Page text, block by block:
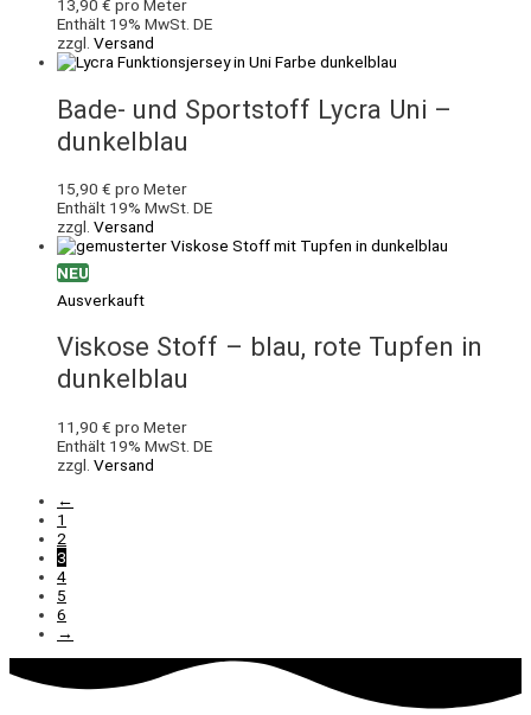
13,90 € pro Meter
Enthält 19% MwSt. DE
zzgl. Versand
Bade- und Sportstoff Lycra Uni –
dunkelblau
15,90 € pro Meter
Enthält 19% MwSt. DE
zzgl. Versand
NEU
Ausverkauft
Viskose Stoff – blau, rote Tupfen in
dunkelblau
11,90 € pro Meter
Enthält 19% MwSt. DE
zzgl. Versand
←
1
2
3
4
5
6
→